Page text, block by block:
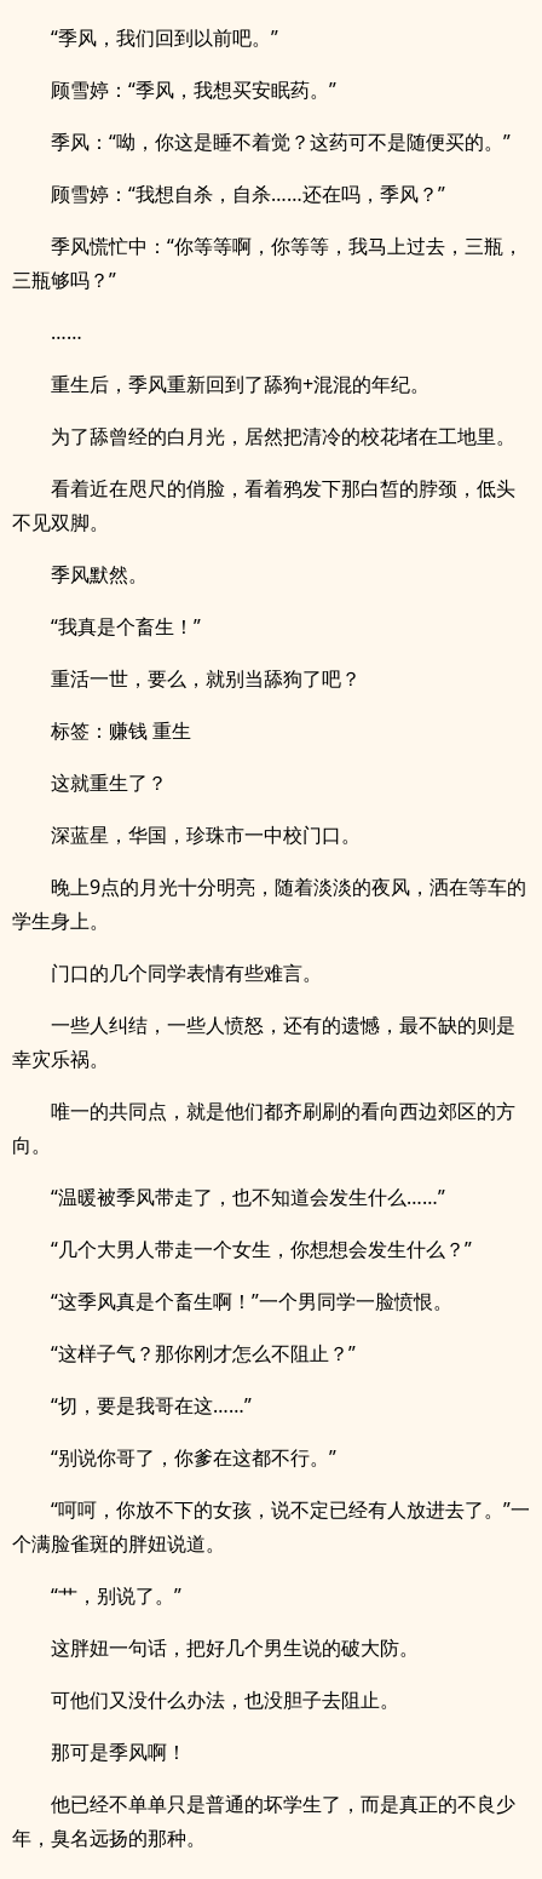
“季风，我们回到以前吧。”
顾雪婷：“季风，我想买安眠药。”
季风：“呦，你这是睡不着觉？这药可不是随便买的。”
顾雪婷：“我想自杀，自杀……还在吗，季风？”
季风慌忙中：“你等等啊，你等等，我马上过去，三瓶，
三瓶够吗？”
……
重生后，季风重新回到了舔狗+混混的年纪。
为了舔曾经的白月光，居然把清冷的校花堵在工地里。
看着近在咫尺的俏脸，看着鸦发下那白皙的脖颈，低头
不见双脚。
季风默然。
“我真是个畜生！”
重活一世，要么，就别当舔狗了吧？
标签：赚钱 重生
这就重生了？
深蓝星，华国，珍珠市一中校门口。
晚上9点的月光十分明亮，随着淡淡的夜风，洒在等车的
学生身上。
门口的几个同学表情有些难言。
一些人纠结，一些人愤怒，还有的遗憾，最不缺的则是
幸灾乐祸。
唯一的共同点，就是他们都齐刷刷的看向西边郊区的方
向。
“温暖被季风带走了，也不知道会发生什么……”
“几个大男人带走一个女生，你想想会发生什么？”
“这季风真是个畜生啊！”一个男同学一脸愤恨。
“这样子气？那你刚才怎么不阻止？”
“切，要是我哥在这……”
“别说你哥了，你爹在这都不行。”
“呵呵，你放不下的女孩，说不定已经有人放进去了。”一
个满脸雀斑的胖妞说道。
“艹，别说了。”
这胖妞一句话，把好几个男生说的破大防。
可他们又没什么办法，也没胆子去阻止。
那可是季风啊！
他已经不单单只是普通的坏学生了，而是真正的不良少
年，臭名远扬的那种。